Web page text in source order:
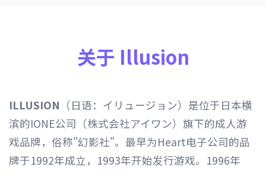
关于 Illusion
ILLUSION （日语：イリュージョン）是位于日本横
滨的IONE公司（株式会社アイワン）旗下的成人游
戏品牌，俗称"幻影社"。最早为Heart电子公司的品
牌于1992年成立，1993年开始发行游戏。1996年